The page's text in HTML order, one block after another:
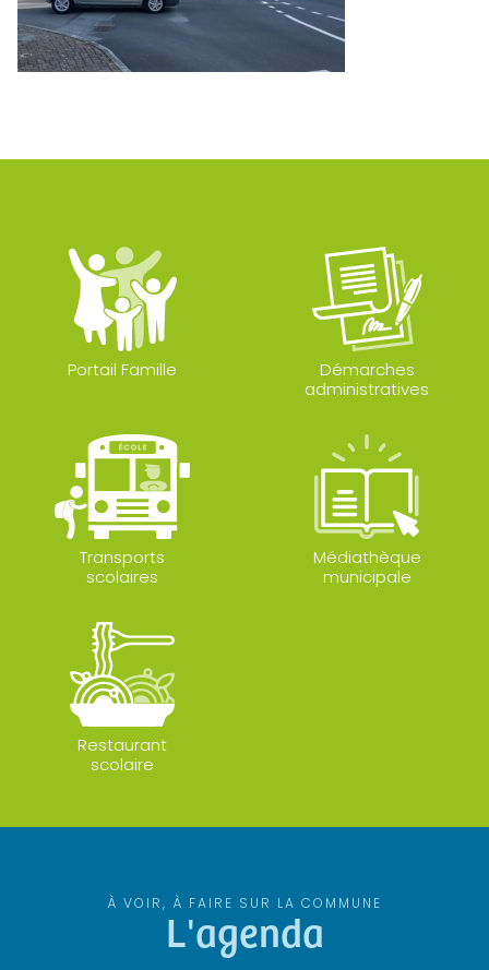
Portail Famille
Démarches
administratives
Transports
scolaires
Médiathèque
municipale
Restaurant
scolaire
À VOIR, À FAIRE SUR LA COMMUNE
L'agenda